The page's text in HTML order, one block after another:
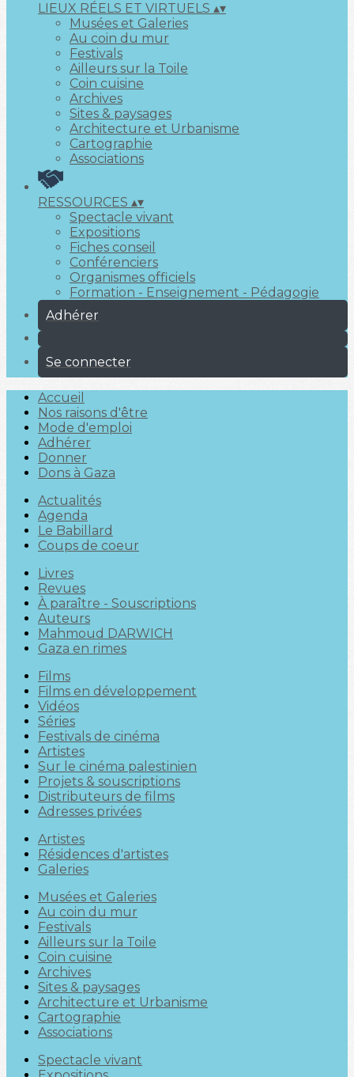
LIEUX RÉELS ET VIRTUELS ▴▾
Musées et Galeries
Au coin du mur
Festivals
Ailleurs sur la Toile
Coin cuisine
Archives
Sites & paysages
Architecture et Urbanisme
Cartographie
Associations
RESSOURCES ▴▾
Spectacle vivant
Expositions
Fiches conseil
Conférenciers
Organismes officiels
Formation - Enseignement - Pédagogie
Adhérer
Se connecter
Accueil
Nos raisons d'être
Mode d'emploi
Adhérer
Donner
Dons à Gaza
Actualités
Agenda
Le Babillard
Coups de coeur
Livres
Revues
À paraître - Souscriptions
Auteurs
Mahmoud DARWICH
Gaza en rimes
Films
Films en développement
Vidéos
Séries
Festivals de cinéma
Artistes
Sur le cinéma palestinien
Projets & souscriptions
Distributeurs de films
Adresses privées
Artistes
Résidences d'artistes
Galeries
Musées et Galeries
Au coin du mur
Festivals
Ailleurs sur la Toile
Coin cuisine
Archives
Sites & paysages
Architecture et Urbanisme
Cartographie
Associations
Spectacle vivant